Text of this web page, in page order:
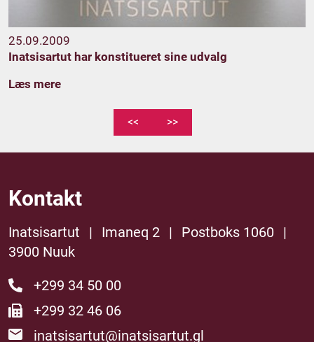
25.09.2009
Inatsisartut har konstitueret sine udvalg
Læs mere
<< >>
Kontakt
Inatsisartut | Imaneq 2 | Postboks 1060
|
3900 Nuuk
+299 34 50 00
+299 32 46 06
inatsisartut@inatsisartut.gl